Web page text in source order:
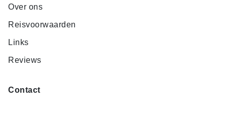
Over ons
Reisvoorwaarden
Links
Reviews
Contact